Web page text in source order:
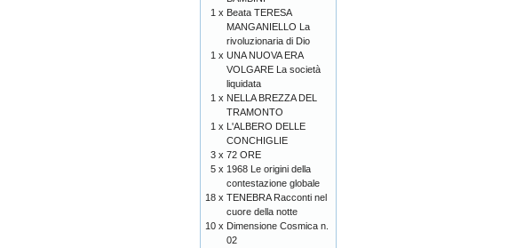
1 x Beata TERESA
MANGANIELLO La
rivoluzionaria di Dio
1 x UNA NUOVA ERA
VOLGARE La società
liquidata
1 x NELLA BREZZA DEL
TRAMONTO
1 x L'ALBERO DELLE
CONCHIGLIE
3 x 72 ORE
5 x 1968 Le origini della
contestazione globale
18 x TENEBRA Racconti nel
cuore della notte
10 x Dimensione Cosmica n.
02